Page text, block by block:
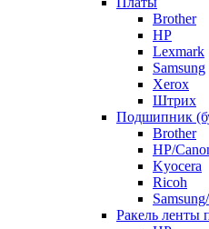
Brother
HP
Lexmark
Samsung
Xerox
Штрих
Подшипник
Brother
HP/
Kyocera
Ricoh
Ракель ленты